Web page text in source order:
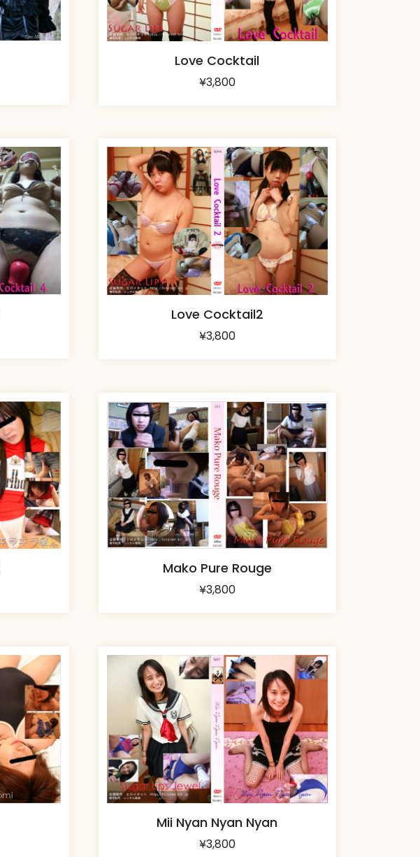
Love Cocktail
¥3,800
Love Cocktail2
¥3,800
Mako Pure Rouge
¥3,800
Mii Nyan Nyan Nyan
¥3,800